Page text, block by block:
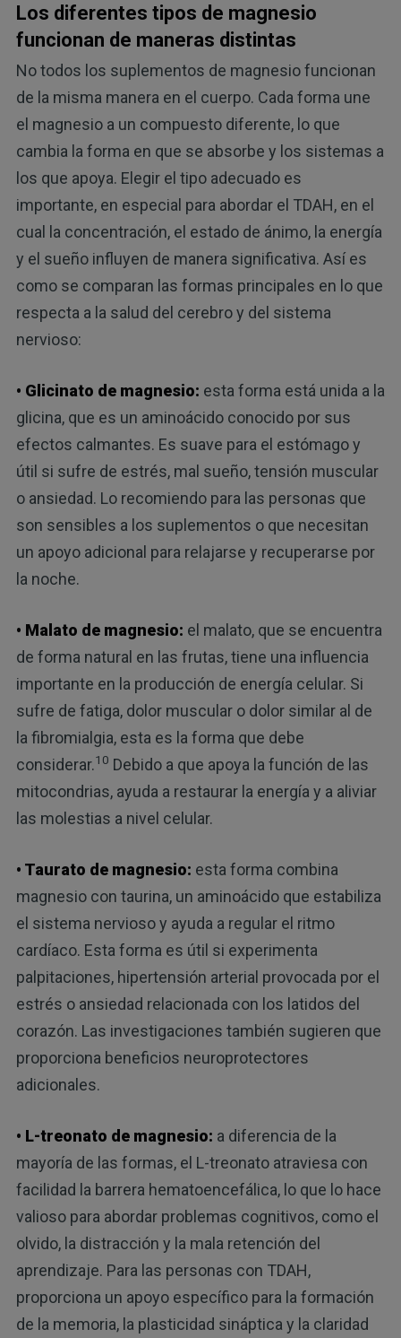
Los diferentes tipos de magnesio
funcionan de maneras distintas
No todos los suplementos de magnesio funcionan
de la misma manera en el cuerpo. Cada forma une
el magnesio a un compuesto diferente, lo que
cambia la forma en que se absorbe y los sistemas a
los que apoya. Elegir el tipo adecuado es
importante, en especial para abordar el TDAH, en el
cual la concentración, el estado de ánimo, la energía
y el sueño influyen de manera significativa. Así es
como se comparan las formas principales en lo que
respecta a la salud del cerebro y del sistema
nervioso:
• Glicinato de magnesio: esta forma está unida a la
glicina, que es un aminoácido conocido por sus
efectos calmantes. Es suave para el estómago y
útil si sufre de estrés, mal sueño, tensión muscular
o ansiedad. Lo recomiendo para las personas que
son sensibles a los suplementos o que necesitan
un apoyo adicional para relajarse y recuperarse por
la noche.
• Malato de magnesio: el malato, que se encuentra
de forma natural en las frutas, tiene una influencia
importante en la producción de energía celular. Si
sufre de fatiga, dolor muscular o dolor similar al de
la fibromialgia, esta es la forma que debe
considerar.10 Debido a que apoya la función de las
mitocondrias, ayuda a restaurar la energía y a aliviar
las molestias a nivel celular.
• Taurato de magnesio: esta forma combina
magnesio con taurina, un aminoácido que estabiliza
el sistema nervioso y ayuda a regular el ritmo
cardíaco. Esta forma es útil si experimenta
palpitaciones, hipertensión arterial provocada por el
estrés o ansiedad relacionada con los latidos del
corazón. Las investigaciones también sugieren que
proporciona beneficios neuroprotectores
adicionales.
• L-treonato de magnesio: a diferencia de la
mayoría de las formas, el L-treonato atraviesa con
facilidad la barrera hematoencefálica, lo que lo hace
valioso para abordar problemas cognitivos, como el
olvido, la distracción y la mala retención del
aprendizaje. Para las personas con TDAH,
proporciona un apoyo específico para la formación
de la memoria, la plasticidad sináptica y la claridad